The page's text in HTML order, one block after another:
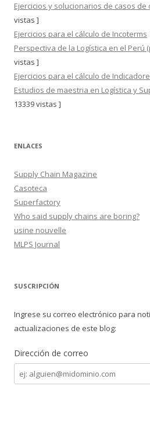
Ejercicios y solucionarios de casos
vistas ]
Ejercicios para el cálculo de Incoterms
Perspectiva de la Logística en el Perú
vistas ]
Ejercicios para el cálculo de
Estudios de maestria en Logística y
13339 vistas ]
ENLACES
Supply Chain Magazine
Casoteca
Superfactory
Who said supply chains are boring?
usine nouvelle
MLPS Journal
SUSCRIPCIÓN
Ingrese su correo electrónico para
actualizaciones de este blog:
Dirección de correo
Dirección
de
correo